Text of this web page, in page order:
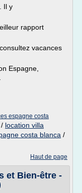
Il y
rapport
vacances
Espagne,
espagne costa
/ location villa
costa blanca /
Haut de page
et Bien-être -